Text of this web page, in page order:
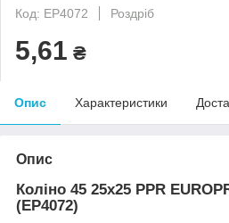
Код: EP4072
Роздріб
5,61 ₴
Опис Характеристики
Опис
Коліно 45 25x25 PPR
(EP4072)